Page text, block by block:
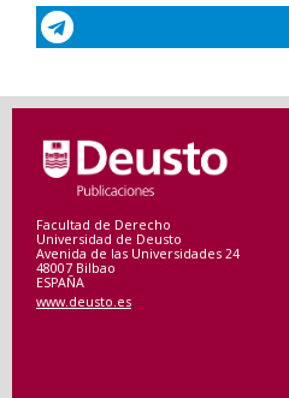
Facultad de Derecho
Universidad de Deusto
Avenida de las Universidades 24
48007 Bilbao
ESPAÑA
www.deusto.es